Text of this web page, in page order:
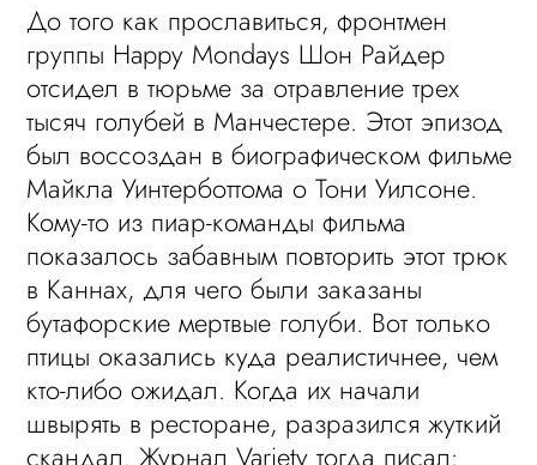
До того как прославиться, фронтмен
группы Happy Mondays Шон Райдер
отсидел в тюрьме за отравление трех
тысяч голубей в Манчестере. Этот эпизод
был воссоздан в биографическом фильме
Майкла Уинтерботтома о Тони Уилсоне.
Кому-то из пиар-команды фильма
показалось забавным повторить этот трюк
в Каннах, для чего были заказаны
бутафорские мертвые голуби. Вот только
птицы оказались куда реалистичнее, чем
кто-либо ожидал. Когда их начали
швырять в ресторане, разразился жуткий
скандал. Журнал Variety тогда писал: